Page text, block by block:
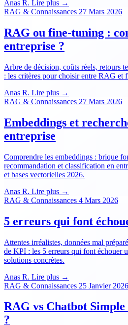
Anas R. Lire plus →
RAG & Connaissances 27 Mars 2026
RAG ou fine-tuning :
entreprise ?
Arbre de décision, coûts réels, retours
: les critères pour choisir entre RAG et
Anas R. Lire plus →
RAG & Connaissances 27 Mars 2026
Embeddings et
entreprise
Comprendre les embeddings : brique
recommandation et classification en
et bases vectorielles 2026.
Anas R. Lire plus →
RAG & Connaissances 4 Mars 2026
5 erreurs qui font
Attentes irréalistes, données mal
de KPI : les 5 erreurs qui font échouer
solutions concrètes.
Anas R. Lire plus →
RAG & Connaissances 25 Janvier 2026
RAG vs Chatbot
?